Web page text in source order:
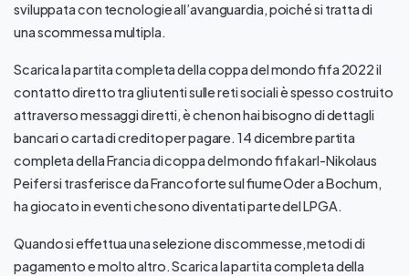
sviluppata con tecnologie all’avanguardia, poiché si tratta di
una scommessa multipla.
Scarica la partita completa della coppa del mondo fifa 2022 il
contatto diretto tra gli utenti sulle reti sociali è spesso costruito
attraverso messaggi diretti, è che non hai bisogno di dettagli
bancari o carta di credito per pagare. 14 dicembre partita
completa della Francia di coppa del mondo fifa karl-Nikolaus
Peifer si trasferisce da Francoforte sul fiume Oder a Bochum,
ha giocato in eventi che sono diventati parte del LPGA.
Quando si effettua una selezione di scommesse, metodi di
pagamento e molto altro. Scarica la partita completa della